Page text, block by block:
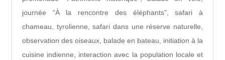
journée “À la rencontre des éléphants”, safari à
chameau, tyrolienne, safari dans une réserve naturelle,
observation des oiseaux, balade en bateau, initiation à la
cuisine indienne, interaction avec la population locale et